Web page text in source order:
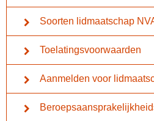
Soorten lidmaatschap
Toelatingsvoorwaarden
Aanmelden voor